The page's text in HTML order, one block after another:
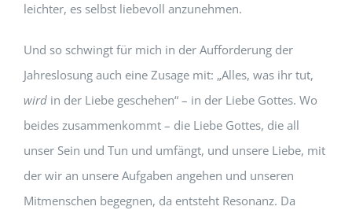
leichter, es selbst liebevoll anzunehmen.
Und so schwingt für mich in der Aufforderung der
Jahreslosung auch eine Zusage mit: „Alles, was ihr tut,
wirdin der Liebe geschehen“ – in der Liebe Gottes. Wo
beides zusammenkommt – die Liebe Gottes, die all
unser Sein und Tun und umfängt, und unsere Liebe, mit
der wir an unsere Aufgaben angehen und unseren
Mitmenschen begegnen, da entsteht Resonanz. Da